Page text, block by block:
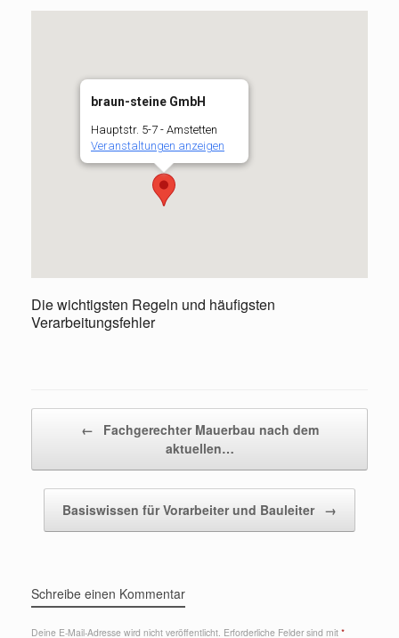
braun-steine GmbH
Hauptstr. 5-7 - Amstetten
Veranstaltungen anzeigen
Die wichtigsten Regeln und häufigsten
Verarbeitungsfehler
←
Fachgerechter Mauerbau nach dem
aktuellen…
Basiswissen für Vorarbeiter und Bauleiter →
Schreibe einen Kommentar
Deine E-Mail-Adresse wird nicht veröffentlicht. Erforderliche Felder sind mit *